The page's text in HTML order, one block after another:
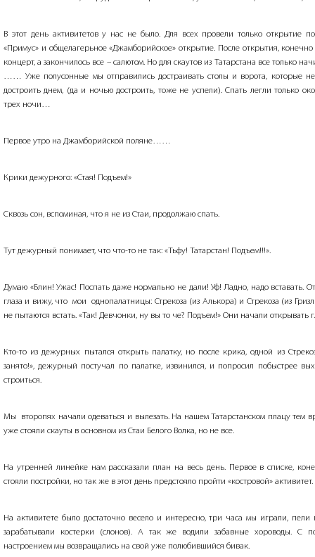
В этот день активитетов у нас не было. Для всех провели только открытие
«Примус» и общелагерьное «Джамборийское» открытие. После открытия,
концерт, а закончилось все – салютом. Но для скаутов из Татарстана все только
…… Уже полусонные мы отправились достраивать столы и ворота, которые
достроить днем, (да и ночью достроить, тоже не успели). Спать легли только
трех ночи…
Первое утро на Джамборийской поляне……
Крики дежурного: «Стая! Подъем!»
Сквозь сон, вспоминая, что я не из Стаи, продолжаю спать.
Тут дежурный понимает, что что-то не так: «Тьфу! Татарстан! Подъем!!!».
Думаю «Блин! Ужас! Поспать даже нормально не дали! Уф! Ладно, надо вставать.
глаза и вижу, что мои
однопалатницы: Стрекоза (из Алькора) и Стрекоза (из
не пытаются встать. «Так! Девчонки, ну вы то че? Подъем!» Они начали открывать
Кто-то из дежурных пытался открыть палатку, но после крика, одной из
занято!», дежурный постучал по палатке, извинился, и попросил побыстрее
строиться.
Мы
второпях начали одеваться и вылезать. На нашем Татарстанском плацу тем
уже стояли скауты в основном из Стаи Белого Волка, но не все.
На утренней линейке нам рассказали план на весь день. Первое в списке,
стояли постройки, но так же в этот день предстояло пройти «костровой» активитет.
На активитете было достаточно весело и интересно, три часа мы играли, пели
зарабатывали костерки (слонов). А так же водили забавные хороводы. С
настроением мы возвращались на свой уже полюбившийся бивак.